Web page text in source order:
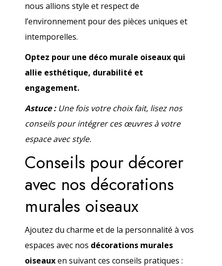
nous allions style et respect de
l’environnement pour des pièces uniques et
intemporelles.
Optez pour une déco murale oiseaux qui
allie esthétique, durabilité et
engagement.
Astuce :Une fois votre choix fait, lisez nos
conseils pour intégrer ces œuvres à votre
espace avec style.
Conseils pour décorer
avec nos décorations
murales oiseaux
Ajoutez du charme et de la personnalité à vos
espaces avec nos décorations murales
oiseauxen suivant ces conseils pratiques :